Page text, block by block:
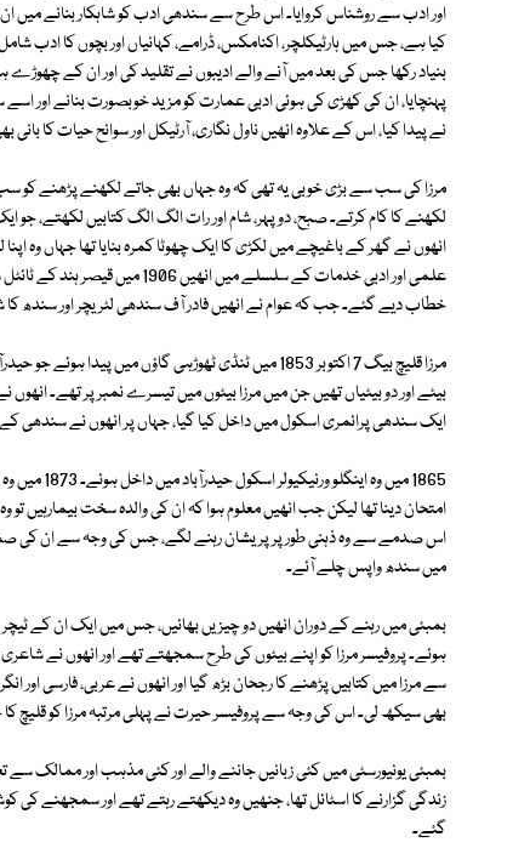
اور ادب سے روشناس کروایا۔ اس طرح سے سندھی ادب کو شاہکار بنانے میں
کیا ہے، جس میں ہارٹیکلچر، اکنامکس، ڈرامے، کہانیاں اور بچوں کا
بنیاد رکھا جس کی بعد میں آنے والے ادیبوں نے تقلید کی اور ان کے
پہنچایا، ان کی کھڑی کی ہوئی ادبی عمارت کو مزید خوبصورت بنانے اور
نے پیدا کیا، اس کے علاوہ انھیں ناول نگاری، آرٹیکل اور سوانح حیات کا
مرزا کی سب سے بڑی خوبی یہ تھی کہ وہ جہاں بھی جاتے لکھنے پڑھنے
لکھنے کا کام کرتے۔ صبح، دوپہر، شام اور رات الگ الگ کتابیں لکھتے،
انھوں نے گھر کے باغیچے میں لکڑی کا ایک چھوٹا کمرہ بنایا تھا جہاں وہ
خطاب دیے گئے۔ جب کہ عوام نے انھیں فادر آف سندھی لٹریچر اور سندھ
مرزا قلیچ بیگ 7 اکتوبر 1853 میں ٹنڈی ٹھوڑہی گاؤں
بیٹے اور دو بیٹیاں تھیں جن میں مرزا بیٹوں میں تیسرے نمبر پر تھے۔
ایک سندھی پرائمری اسکول میں داخل کیا گیا، جہاں پر انھوں نے سندھی
1865 میں
امتحان دینا تھا لیکن جب انھیں معلوم ہوا کہ ان کی والدہ سخت بیمارہیں تو
میں سندھ واپس چلے آئے۔
بمبئی میں رہنے کے دوران انھیں دو چیزیں بھائیں، جس میں ایک ان کے
ہوئے۔ پروفیسر مرزا کو اپنے بیٹوں کی طرح سمجھتے تھے اور انھوں نے
سے مرزا میں کتابیں پڑھنے کا رجحان بڑھ گیا اور انھوں نے عربی، فارسی اور
بھی سیکھ لی۔ اس کی وجہ سے پروفیسر حیرت نے پہلی مرتبہ مرزا کو قلیچ
بمبئی یونیورسٹی میں کئی زبانیں جاننے والے اور کئی مذہب اور ممالک
زندگی گزارنے کا اسٹائل تھا، جنھیں وہ دیکھتے رہتے تھے اور سمجھنے
گئے۔